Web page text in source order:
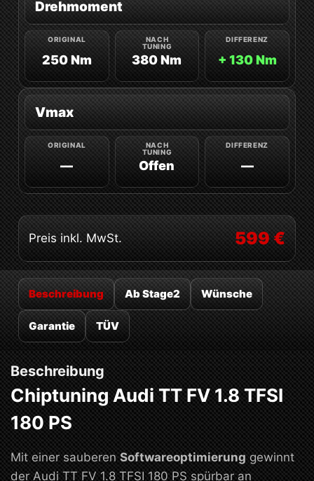
Drehmoment
250 Nm 380 Nm + 130 Nm
Vmax
— Offen —
Preis inkl. MwSt. 599 €
Beschreibung Ab Stage2 Wünsche
Garantie TÜV
Beschreibung
Chiptuning Audi TT FV 1.8 TFSI
180 PS
Mit einer sauberen Softwareoptimierung gewinnt
der Audi TT FV 1.8 TFSI 180 PS spürbar an